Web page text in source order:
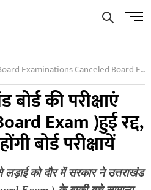
Menu
Canceled Board Exam To Be Held After Lockdown
की परीक्षाएं
Exam )हुई रद्द,
बोर्ड परीक्षायें
को दौर में सरकार ने उत्तराखंड